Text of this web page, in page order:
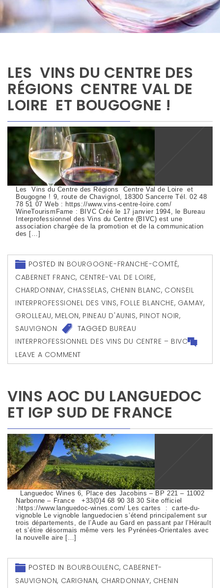
LES VINS DU CENTRE DES
RÉGIONS CENTRE VAL DE
LOIRE ET BOUGOGNE !
Les Vins du Centre des Régions Centre Val de Loire et
Bougogne ! 9, route de Chavignol, 18300 Sancerre Tél. 02 48
78 51 07 Web : https://www.vins-centre-loire.com/
WineTourismFame : BIVC Créé le 17 janvier 1994, le Bureau
Interprofessionnel des Vins du Centre (BIVC) est une
association chargée de la promotion et de la communication
des […]
POSTED IN BOURGOGNE-FRANCHE-COMTÉ,
CABERNET FRANC, CENTRE-VAL DE LOIRE,
CHARDONNAY, CHASSELAS, CHENIN BLANC, CONSEIL
INTERPROFESSIONEL DES VINS, FOLLE BLANCHE, GAMAY,
GROLLEAU, MELON, PINEAU D'AUNIS, PINOT NOIR,
SAUVIGNON
TAGGED BUREAU
INTERPROFESSIONNEL DES VINS DU CENTRE – BIVC
LEAVE A COMMENT
VINS AOC DU LANGUEDOC
ET IGP SUD DE FRANCE
Languedoc Wines 6, Place des Jacobins – BP 221 – 11002
Narbonne – France +33(0)4 68 90 38 30 Site officiel
:https://www.languedoc-wines.com/ Les cartes : carte-du-
vignoble Le vignoble languedocien s’étend principalement sur
trois départements, de l’Aude au Gard en passant par l’Hérault
et s’étire désormais même vers les Pyrénées-Orientales avec
la nouvelle aire […]
POSTED IN BOURBOULENC, CABERNET-
SAUVIGNON, CARIGNAN, CHARDONNAY, CHENIN